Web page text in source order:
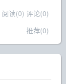
阅读(0) 评论(0)
推荐(0)